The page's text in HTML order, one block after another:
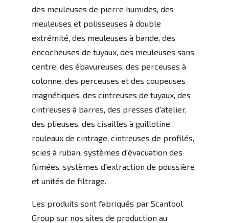
des meuleuses de pierre humides, des
meuleuses et polisseuses à double
extrémité, des meuleuses à bande, des
encocheuses de tuyaux, des meuleuses sans
centre, des ébavureuses, des perceuses à
colonne, des perceuses et des coupeuses
magnétiques, des cintreuses de tuyaux, des
cintreuses à barres, des presses d'atelier,
des plieuses, des cisailles à guillotine ,
rouleaux de cintrage, cintreuses de profilés,
scies à ruban, systèmes d'évacuation des
fumées, systèmes d'extraction de poussière
et unités de filtrage.
Les produits sont fabriqués par Scantool
Group sur nos sites de production au